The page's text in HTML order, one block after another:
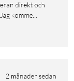
direkt och
komme...
2 månader sedan